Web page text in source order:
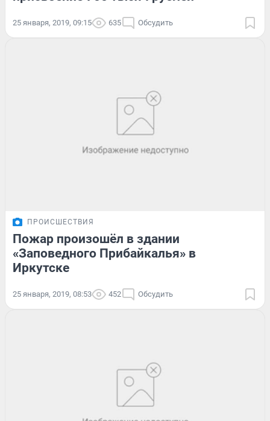
25 января, 2019, 09:15 635 Обсудить
ПРОИСШЕСТВИЯ
Пожар произошёл в здании
«Заповедного Прибайкалья» в
Иркутске
25 января, 2019, 08:53 452 Обсудить